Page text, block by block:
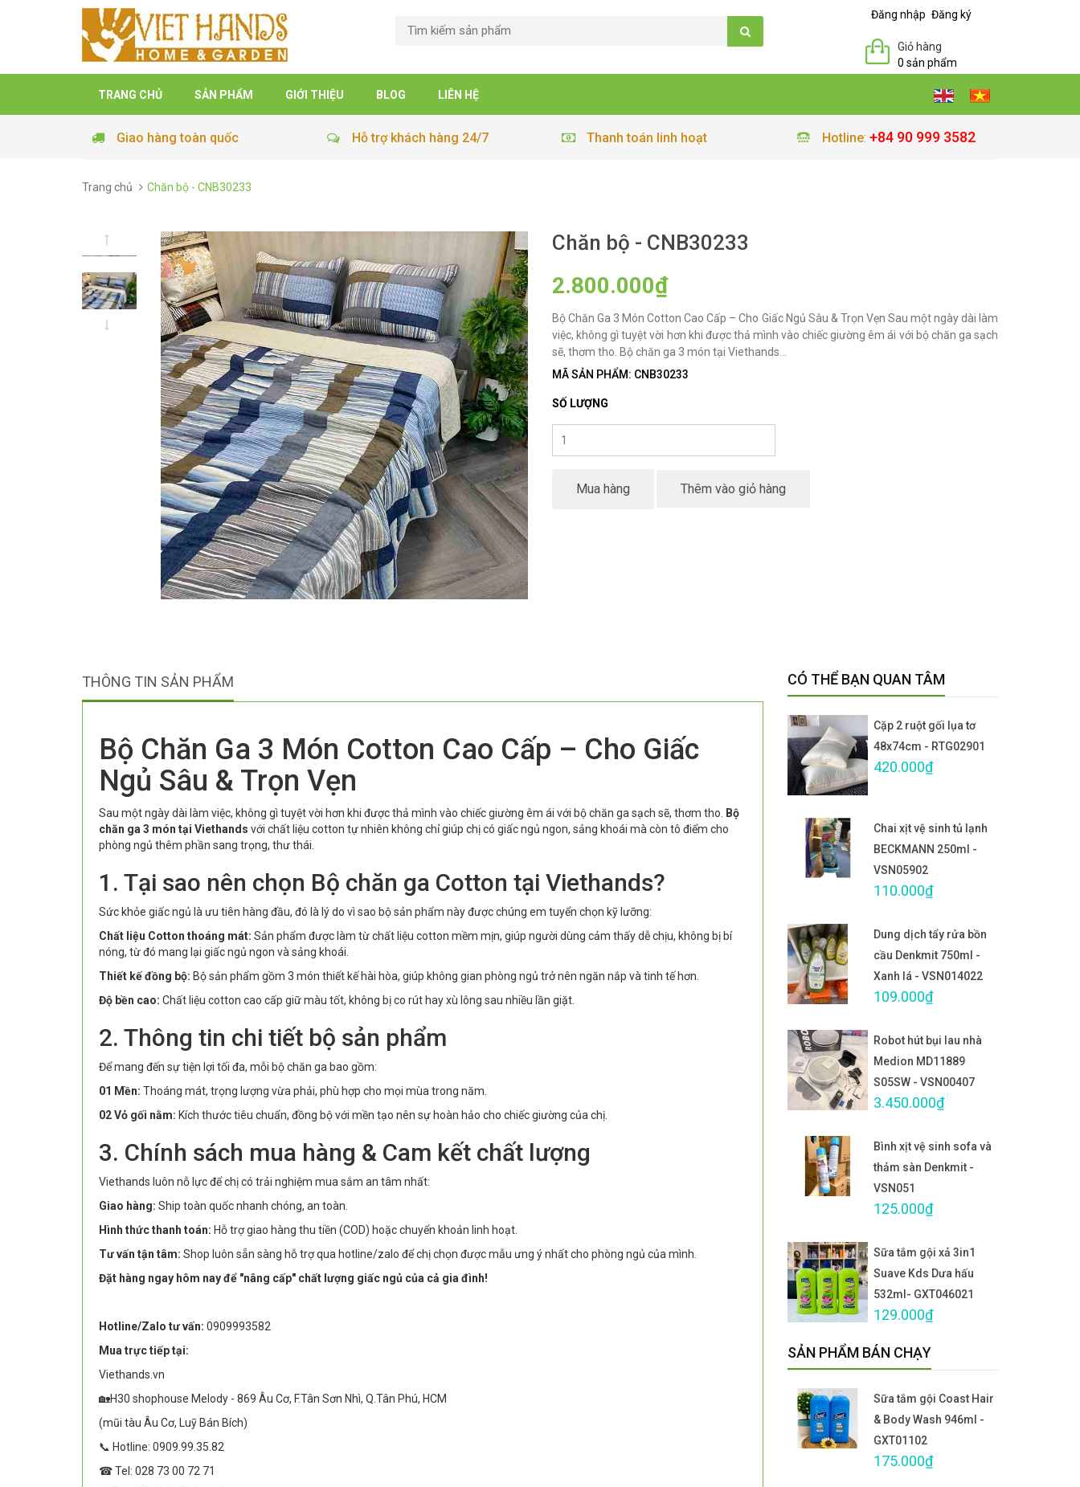
Đăng nhập Đăng ký
Giỏ hàng
0 sản phẩm
TRANG CHỦ SẢN PHẨM GIỚI THIỆU BLOG LIÊN HỆ
Giao hàng toàn quốc Hỗ trợ khách hàng 24/7 Thanh toán linh hoạt Hotline: +84 90 999 3582
Trang chủ Chăn bộ - CNB30233
Chăn bộ - CNB30233
2.800.000₫
Bộ Chăn Ga 3 Món Cotton Cao Cấp – Cho Giấc Ngủ Sâu & Trọn Vẹn Sau một ngày dài làm
việc, không gì tuyệt vời hơn khi được thả mình vào chiếc giường êm ái với bộ chăn ga sạch
sẽ, thơm tho. Bộ chăn ga 3 món tại Viethands...
MÃ SẢN PHẨM: CNB30233
SỐ LƯỢNG
Mua hàng Thêm vào giỏ hàng
THÔNG TIN SẢN PHẨM
Bộ Chăn Ga 3 Món Cotton Cao Cấp – Cho Giấc
Ngủ Sâu & Trọn Vẹn
Sau một ngày dài làm việc, không gì tuyệt vời hơn khi được thả mình vào chiếc giường êm ái với bộ chăn ga sạch sẽ, thơm tho. Bộ
chăn ga 3 món tại Viethands với chất liệu cotton tự nhiên không chỉ giúp chị có giấc ngủ ngon, sảng khoái mà còn tô điểm cho
phòng ngủ thêm phần sang trọng, thư thái.
1. Tại sao nên chọn Bộ chăn ga Cotton tại Viethands?
Sức khỏe giấc ngủ là ưu tiên hàng đầu, đó là lý do vì sao bộ sản phẩm này được chúng em tuyển chọn kỹ lưỡng:
Chất liệu Cotton thoáng mát: Sản phẩm được làm từ chất liệu cotton mềm mịn, giúp người dùng cảm thấy dễ chịu, không bị bí
nóng, từ đó mang lại giấc ngủ ngon và sảng khoái.
Thiết kế đồng bộ: Bộ sản phẩm gồm 3 món thiết kế hài hòa, giúp không gian phòng ngủ trở nên ngăn nắp và tinh tế hơn.
Độ bền cao: Chất liệu cotton cao cấp giữ màu tốt, không bị co rút hay xù lông sau nhiều lần giặt.
2. Thông tin chi tiết bộ sản phẩm
Để mang đến sự tiện lợi tối đa, mỗi bộ chăn ga bao gồm:
01 Mền: Thoáng mát, trọng lượng vừa phải, phù hợp cho mọi mùa trong năm.
02 Vỏ gối nằm: Kích thước tiêu chuẩn, đồng bộ với mền tạo nên sự hoàn hảo cho chiếc giường của chị.
3. Chính sách mua hàng & Cam kết chất lượng
Viethands luôn nỗ lực để chị có trải nghiệm mua sắm an tâm nhất:
Giao hàng: Ship toàn quốc nhanh chóng, an toàn.
Hình thức thanh toán: Hỗ trợ giao hàng thu tiền (COD) hoặc chuyển khoản linh hoạt.
Tư vấn tận tâm: Shop luôn sẵn sàng hỗ trợ qua hotline/zalo để chị chọn được mẫu ưng ý nhất cho phòng ngủ của mình.
Đặt hàng ngay hôm nay để "nâng cấp" chất lượng giấc ngủ của cả gia đình!
Hotline/Zalo tư vấn: 0909993582
Mua trực tiếp tại:
Viethands.vn
🏡H30 shophouse Melody - 869 Âu Cơ, F.Tân Sơn Nhì, Q.Tân Phú, HCM
(mũi tàu Âu Cơ, Luỹ Bán Bích)
📞 Hotline: 0909.99.35.82
☎ Tel: 028 73 00 72 71
CÓ THỂ BẠN QUAN TÂM
Cặp 2 ruột gối lụa tơ
48x74cm - RTG02901
420.000₫
Chai xịt vệ sinh tủ lạnh
BECKMANN 250ml -
VSN05902
110.000₫
Dung dịch tẩy rửa bồn
cầu Denkmit 750ml -
Xanh lá - VSN014022
109.000₫
Robot hút bụi lau nhà
Medion MD11889
S05SW - VSN00407
3.450.000₫
Bình xịt vệ sinh sofa và
thảm sàn Denkmit -
VSN051
125.000₫
Sữa tắm gội xả 3in1
Suave Kds Dưa hấu
532ml- GXT046021
129.000₫
SẢN PHẨM BÁN CHẠY
Sữa tắm gội Coast Hair
& Body Wash 946ml -
GXT01102
175.000₫